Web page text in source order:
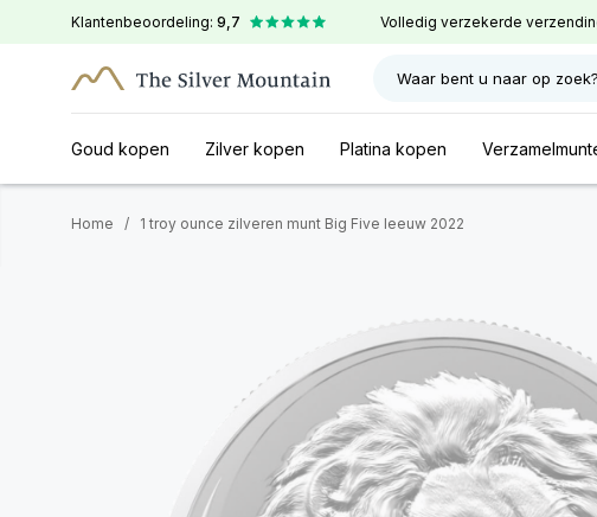
Klantenbeoordeling: 9,7 Volledig verzekerde
Waar bent u naar op zoek?
Goud kopen Zilver kopen Platina kopen
Home / 1 troy ounce zilveren munt Big Five leeuw 2022